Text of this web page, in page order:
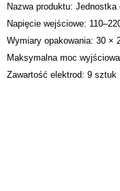
Nazwa produktu:
Napięcie wejściowe:
Wymiary opakowania: 30 ×
Maksymalna moc
Zawartość elektrod: 9 sztuk